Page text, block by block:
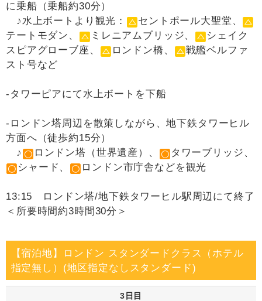
に乗船（乗船約30分）
♪水上ボートより観光：
セントポール大聖堂、
テートモダン、
ミレニアムブリッジ、
シェイク
スピアグローブ座、
ロンドン橋、
戦艦ベルファ
スト号など
‐タワーピアにて水上ボートを下船
‐ロンドン塔周辺を散策しながら、地下鉄タワーヒル
方面へ（徒歩約15分）
♪
ロンドン塔（世界遺産）、
タワーブリッジ、
シャード、
ロンドン市庁舎などを観光
13:15 ロンドン塔/地下鉄タワーヒル駅周辺にて終了
＜所要時間約3時間30分＞
【宿泊地】ロンドン スタンダードクラス（ホテル
指定無し）(地区指定なしスタンダード)
3日目